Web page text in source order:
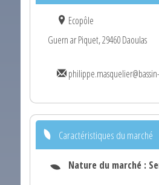
Ecopôle
Guern ar Piquet, 29460 Daoulas
Caractéristiques du marché
Nature du marché :